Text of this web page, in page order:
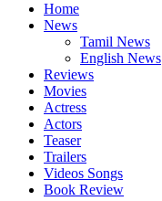
Home
News
Tamil News
English News
Reviews
Movies
Actress
Actors
Teaser
Trailers
Videos Songs
Book Review